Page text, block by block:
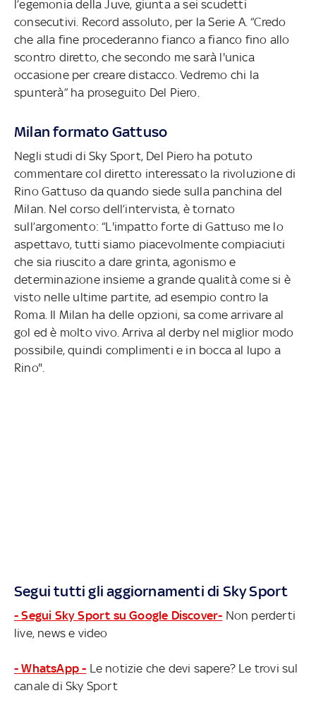
l’egemonia della Juve, giunta a sei scudetti
consecutivi. Record assoluto, per la Serie A. “Credo
che alla fine procederanno fianco a fianco fino allo
scontro diretto, che secondo me sarà l'unica
occasione per creare distacco. Vedremo chi la
spunterà” ha proseguito Del Piero.
Milan formato Gattuso
Negli studi di Sky Sport, Del Piero ha potuto
commentare col diretto interessato la rivoluzione di
Rino Gattuso da quando siede sulla panchina del
Milan. Nel corso dell’intervista, è tornato
sull’argomento: “L'impatto forte di Gattuso me lo
aspettavo, tutti siamo piacevolmente compiaciuti
che sia riuscito a dare grinta, agonismo e
determinazione insieme a grande qualità come si è
visto nelle ultime partite, ad esempio contro la
Roma. Il Milan ha delle opzioni, sa come arrivare al
gol ed è molto vivo. Arriva al derby nel miglior modo
possibile, quindi complimenti e in bocca al lupo a
Rino".
Segui tutti gli aggiornamenti di Sky Sport
- Segui Sky Sport su Google Discover- Non perderti
live, news e video
- WhatsApp - Le notizie che devi sapere? Le trovi sul
canale di Sky Sport